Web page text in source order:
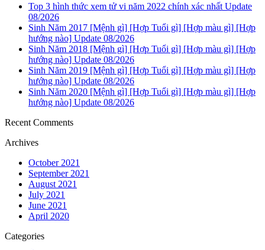
Top 3 hình thức xem tử vi năm 2022 chính xác nhất Update
08/2026
Sinh Năm 2017 [Mệnh gì] [Hợp Tuổi gì] [Hợp màu gì] [Hợp
hướng nào] Update 08/2026
Sinh Năm 2018 [Mệnh gì] [Hợp Tuổi gì] [Hợp màu gì] [Hợp
hướng nào] Update 08/2026
Sinh Năm 2019 [Mệnh gì] [Hợp Tuổi gì] [Hợp màu gì] [Hợp
hướng nào] Update 08/2026
Sinh Năm 2020 [Mệnh gì] [Hợp Tuổi gì] [Hợp màu gì] [Hợp
hướng nào] Update 08/2026
Recent Comments
Archives
October 2021
September 2021
August 2021
July 2021
June 2021
April 2020
Categories